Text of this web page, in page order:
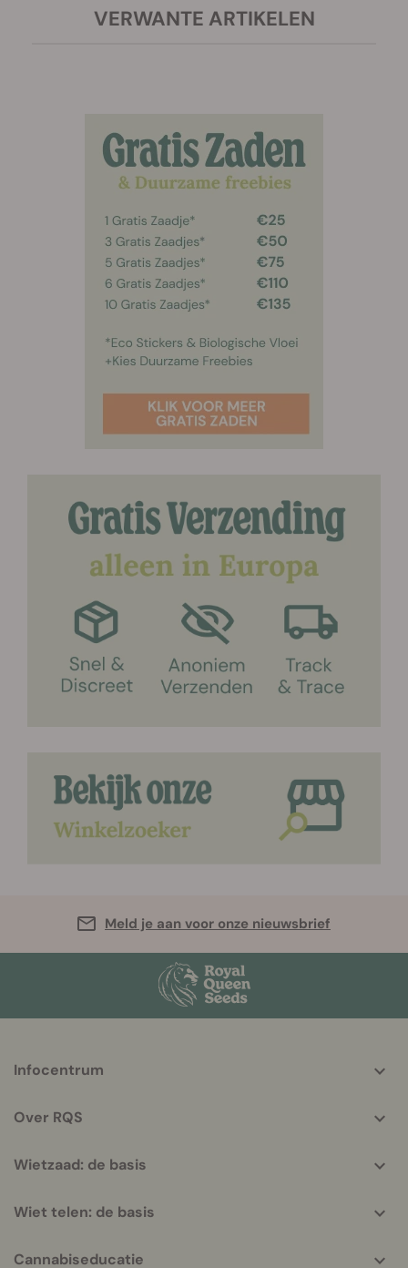
VERWANTE ARTIKELEN
Meld je aan voor onze nieuwsbrief
helpful
Infocentrum
Over RQS
Wietzaad: de basis
Wiet telen: de basis
Cannabiseducatie